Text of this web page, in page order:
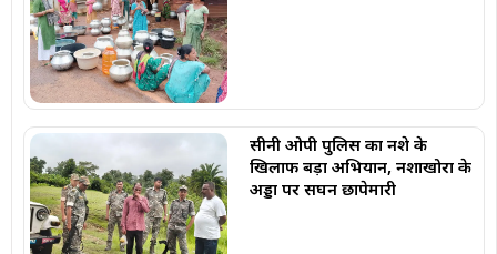
सीनी ओपी पुलिस का नशे के
खिलाफ बड़ा अभियान, नशाखोरों के
अड्डों पर सघन छापेमारी